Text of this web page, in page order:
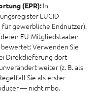
(EPR): In
LUCID
gewerbliche Endnutzer).
EU-Mitgliedstaaten
Verwenden Sie
Direktlieferung dort
weiter (z. B. als
Sie als erster
— nicht mbo.